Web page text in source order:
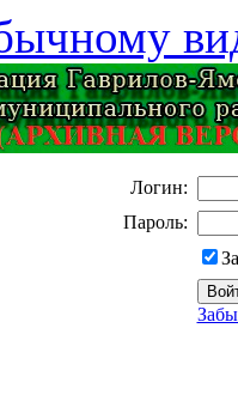
Логин:
Пароль: